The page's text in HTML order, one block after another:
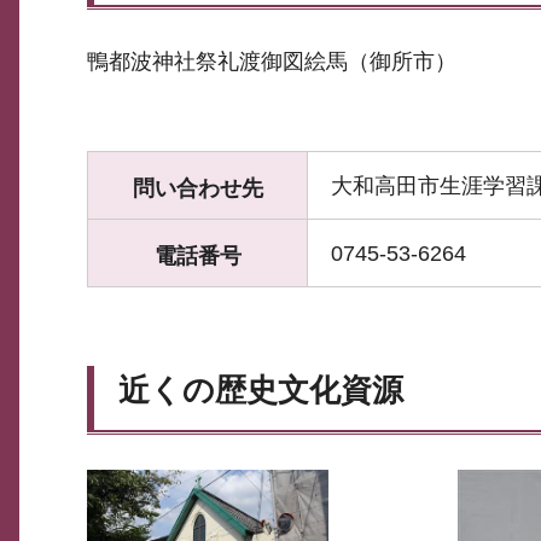
鴨都波神社祭礼渡御図絵馬（御所市）
問い合わせ先 大和高田市生涯学習
電話番号 0745-53-6264
近くの歴史文化資源